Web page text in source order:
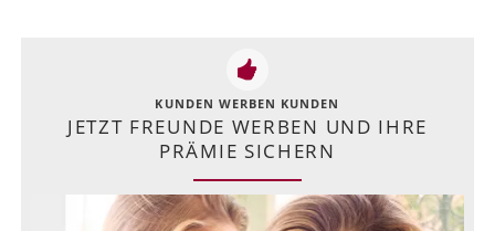
KUNDEN WERBEN KUNDEN
JETZT FREUNDE WERBEN UND IHRE
PRÄMIE SICHERN